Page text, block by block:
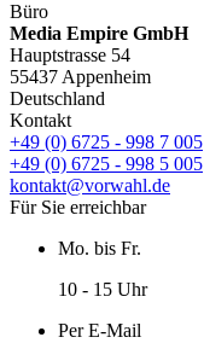
Büro
Media Empire GmbH
Hauptstrasse 54
55437 Appenheim
Deutschland
Kontakt
+49 (0) 6725 - 998 7 005
+49 (0) 6725 - 998 5 005
kontakt@vorwahl.de
Für Sie erreichbar
Mo. bis Fr.
10 - 15 Uhr
Per E-Mail